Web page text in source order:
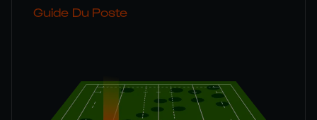
Guide Du Poste